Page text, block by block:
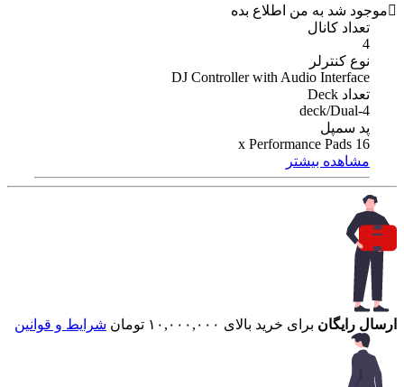
موجود شد به من اطلاع بده
تعداد کانال
4
نوع کنترلر
DJ Controller with Audio Interface
تعداد Deck
4-deck/Dual
پد سمپل
16 x Performance Pads
مشاهده بیشتر
ارسال رایگان برای خرید بالای ۱۰,۰۰۰,۰۰۰ تومان شرایط و قوانین